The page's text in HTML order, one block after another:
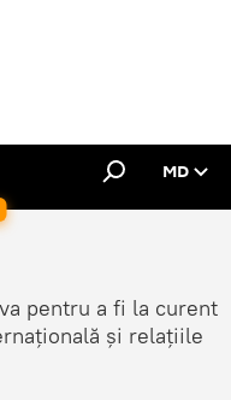
MD
pentru a fi la curent
și relațiile